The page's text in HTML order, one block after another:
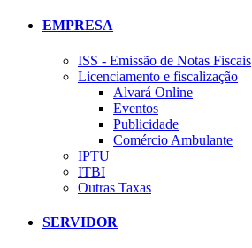
EMPRESA
ISS - Emissão de Notas Fiscais
Licenciamento e fiscalização
Alvará Online
Eventos
Publicidade
Comércio Ambulante
IPTU
ITBI
Outras Taxas
SERVIDOR